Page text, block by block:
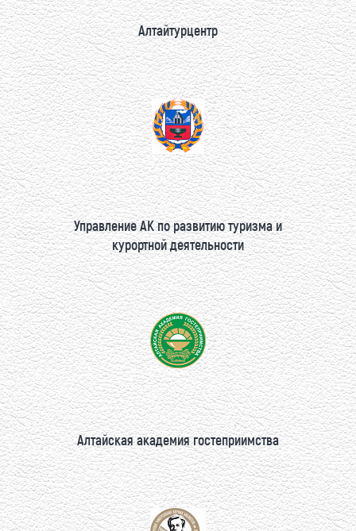
Алтайтурцентр
Управление АК по развитию туризма и
курортной деятельности
Алтайская академия гостеприимства